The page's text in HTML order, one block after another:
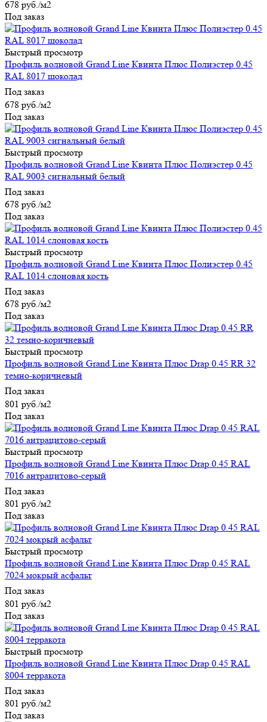
678 руб./м2
Под заказ
Быстрый просмотр
Профиль волновой Grand Line Квинта Плюс Полиэстер 0.45
RAL 8017 шоколад
Под заказ
678 руб. /м2
Под заказ
Быстрый просмотр
Профиль волновой Grand Line Квинта Плюс Полиэстер 0.45
RAL 9003 сигнальный белый
Под заказ
678 руб./м2
Под заказ
Быстрый просмотр
Профиль волновой Grand Line Квинта Плюс Полиэстер 0.45
RAL 1014 слоновая кость
Под заказ
678 руб./м2
Под заказ
Быстрый просмотр
Профиль волновой Grand Line Квинта Плюс Drap 0.45 RR 32
темно-коричневый
Под заказ
801 руб. /м2
Под заказ
Быстрый просмотр
Профиль волновой Grand Line Квинта Плюс Drap 0.45 RAL
7016 антрацитово-серый
Под заказ
801 руб./м2
Под заказ
Быстрый просмотр
Профиль волновой Grand Line Квинта Плюс Drap 0.45 RAL
7024 мокрый асфальт
Под заказ
801 руб. /м2
Под заказ
Быстрый просмотр
Профиль волновой Grand Line Квинта Плюс Drap 0.45 RAL
8004 терракота
Под заказ
801 руб./м2
Под заказ